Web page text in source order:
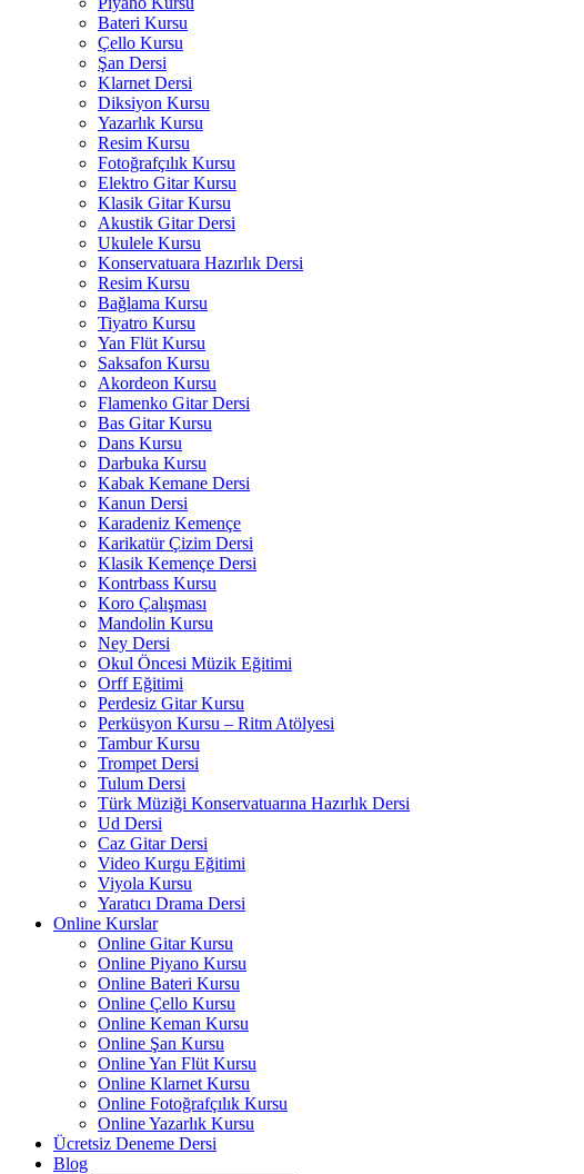
Bateri Kursu
Çello Kursu
Şan Dersi
Klarnet Dersi
Diksiyon Kursu
Yazarlık Kursu
Resim Kursu
Fotoğrafçılık Kursu
Elektro Gitar Kursu
Klasik Gitar Kursu
Akustik Gitar Dersi
Ukulele Kursu
Konservatuara Hazırlık Dersi
Resim Kursu
Bağlama Kursu
Tiyatro Kursu
Yan Flüt Kursu
Saksafon Kursu
Akordeon Kursu
Flamenko Gitar Dersi
Bas Gitar Kursu
Dans Kursu
Darbuka Kursu
Kabak Kemane Dersi
Kanun Dersi
Karadeniz Kemençe
Karikatür Çizim Dersi
Klasik Kemençe Dersi
Kontrbass Kursu
Koro Çalışması
Mandolin Kursu
Ney Dersi
Okul Öncesi Müzik Eğitimi
Orff Eğitimi
Perdesiz Gitar Kursu
Perküsyon Kursu – Ritm Atölyesi
Tambur Kursu
Trompet Dersi
Tulum Dersi
Türk Müziği Konservatuarına Hazırlık Dersi
Ud Dersi
Caz Gitar Dersi
Video Kurgu Eğitimi
Viyola Kursu
Yaratıcı Drama Dersi
Online Kurslar
Online Gitar Kursu
Online Piyano Kursu
Online Bateri Kursu
Online Çello Kursu
Online Keman Kursu
Online Şan Kursu
Online Yan Flüt Kursu
Online Klarnet Kursu
Online Fotoğrafçılık Kursu
Online Yazarlık Kursu
Ücretsiz Deneme Dersi
Blog